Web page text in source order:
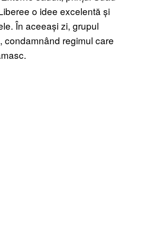
o idee excelentă și
În aceeași zi, grupul
condamnând regimul care